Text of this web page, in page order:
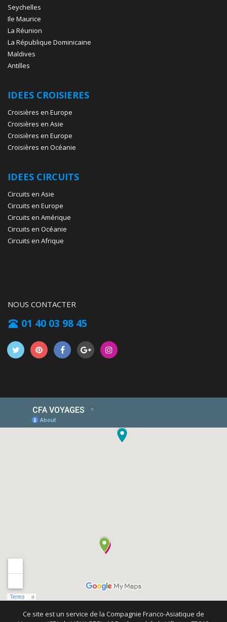
Seychelles
Ile Maurice
La Réunion
La République Dominicaine
Maldives
Antilles
IDEES CROISIERES
Croisières en Europe
Croisières en Asie
Croisières en Europe
Croisières en Océanie
IDEES CIRCUITS
Circuits en Asie
Circuits en Europe
Circuits en Amérique
Circuits en Océanie
Circuits en Afrique
NOUS CONTACTER
01 40 03 98 45
Ce site est un service de la Compagnie Franco-Asiatique de